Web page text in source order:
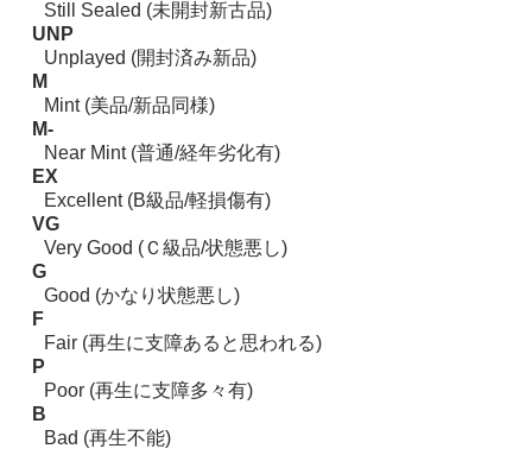
Still Sealed (未開封新古品)
UNP
Unplayed (開封済み新品)
M
Mint (美品/新品同様)
M-
Near Mint (普通/経年劣化有)
EX
Excellent (B級品/軽損傷有)
VG
Very Good (Ｃ級品/状態悪し)
G
Good (かなり状態悪し)
F
Fair (再生に支障あると思われる)
P
Poor (再生に支障多々有)
B
Bad (再生不能)